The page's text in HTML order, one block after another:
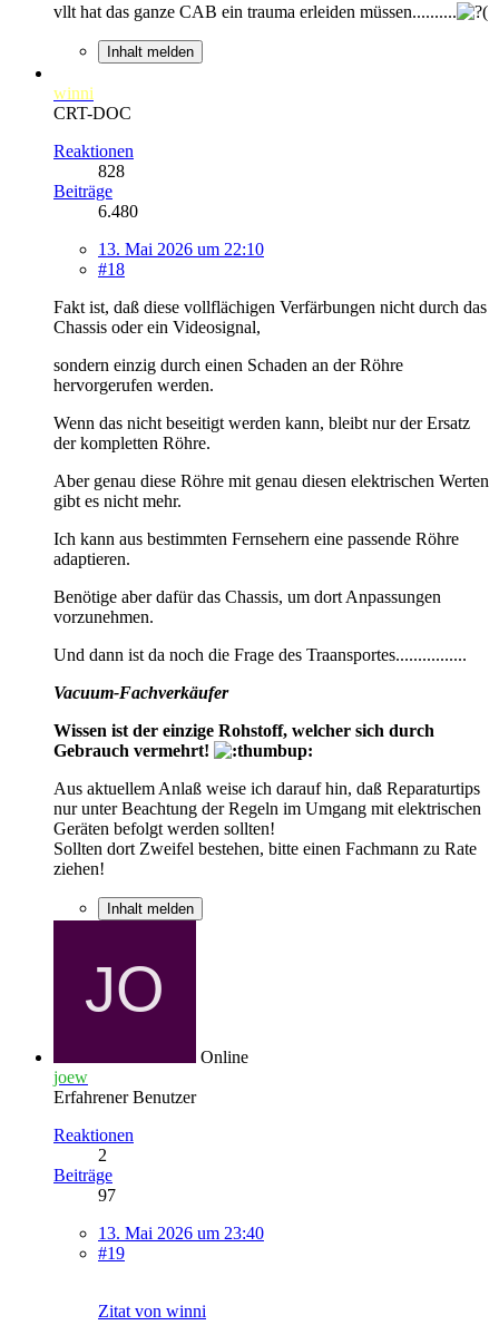
vllt hat das ganze CAB ein trauma erleiden müssen..........
Inhalt melden
winni
CRT-DOC
Reaktionen
828
Beiträge
6.480
13. Mai 2026 um 22:10
#18
Fakt ist, daß diese vollflächigen Verfärbungen nicht durch das
Chassis oder ein Videosignal,
sondern einzig durch einen Schaden an der Röhre
hervorgerufen werden.
Wenn das nicht beseitigt werden kann, bleibt nur der Ersatz
der kompletten Röhre.
Aber genau diese Röhre mit genau diesen elektrischen Werten
gibt es nicht mehr.
Ich kann aus bestimmten Fernsehern eine passende Röhre
adaptieren.
Benötige aber dafür das Chassis, um dort Anpassungen
vorzunehmen.
Und dann ist da noch die Frage des Traansportes................
Vacuum-Fachverkäufer
Wissen ist der einzige Rohstoff, welcher sich durch
Gebrauch vermehrt!
Aus aktuellem Anlaß weise ich darauf hin, daß Reparaturtips
nur unter Beachtung der Regeln im Umgang mit elektrischen
Geräten befolgt werden sollten!
Sollten dort Zweifel bestehen, bitte einen Fachmann zu Rate
ziehen!
Inhalt melden
Online
joew
Erfahrener Benutzer
Reaktionen
2
Beiträge
97
13. Mai 2026 um 23:40
#19
Zitat von winni